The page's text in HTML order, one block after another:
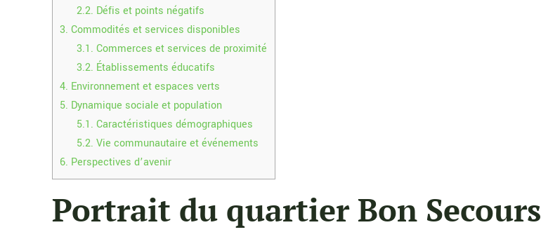
2.2. Défis et points négatifs
3. Commodités et services disponibles
3.1. Commerces et services de proximité
3.2. Établissements éducatifs
4. Environnement et espaces verts
5. Dynamique sociale et population
5.1. Caractéristiques démographiques
5.2. Vie communautaire et événements
6. Perspectives d’avenir
Portrait du quartier Bon Secours